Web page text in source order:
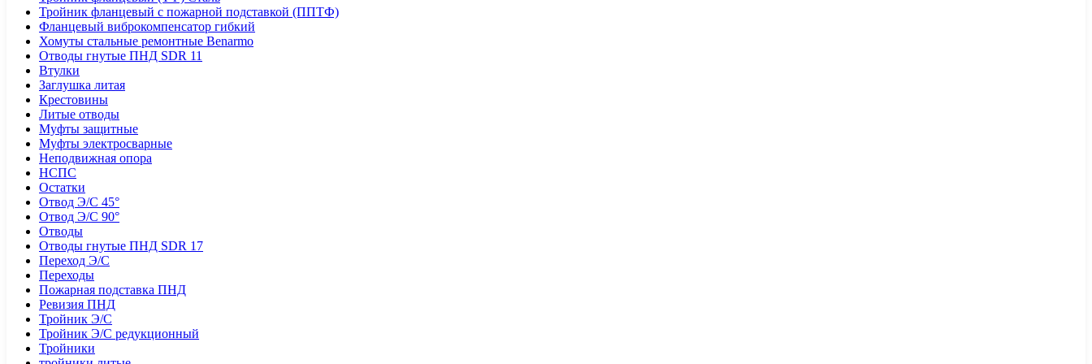
Тройник фланцевый с пожарной подставкой (ППТФ)
Фланцевый виброкомпенсатор гибкий
Хомуты стальные ремонтные Benarmo
Отводы гнутые ПНД SDR 11
Втулки
Заглушка литая
Крестовины
Литые отводы
Муфты защитные
Муфты электросварные
Неподвижная опора
НСПС
Остатки
Отвод Э/С 45°
Отвод Э/С 90°
Отводы
Отводы гнутые ПНД SDR 17
Переход Э/С
Переходы
Пожарная подставка ПНД
Ревизия ПНД
Тройник Э/С
Тройник Э/С редукционный
Тройники